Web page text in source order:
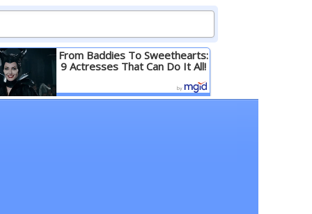
From Baddies To Sweethearts:
9 Actresses That Can Do It All!
Детальніше